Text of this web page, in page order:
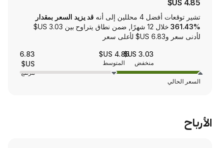
قد يزيد السعر بمقدار
خلال 12 شهرًا, ضمن نطاق يتراوح بين ‏3.03 US$
مرتفع